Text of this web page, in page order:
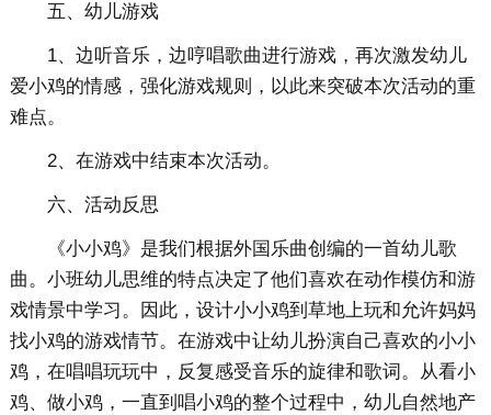
五、幼儿游戏
1、边听音乐，边哼唱歌曲进行游戏，再次激发幼儿
爱小鸡的情感，强化游戏规则，以此来突破本次活动的重
难点。
2、在游戏中结束本次活动。
六、活动反思
《小小鸡》是我们根据外国乐曲创编的一首幼儿歌
曲。小班幼儿思维的特点决定了他们喜欢在动作模仿和游
戏情景中学习。因此，设计小小鸡到草地上玩和允许妈妈
找小鸡的游戏情节。在游戏中让幼儿扮演自己喜欢的小小
鸡，在唱唱玩玩中，反复感受音乐的旋律和歌词。从看小
鸡、做小鸡，一直到唱小鸡的整个过程中，幼儿自然地产